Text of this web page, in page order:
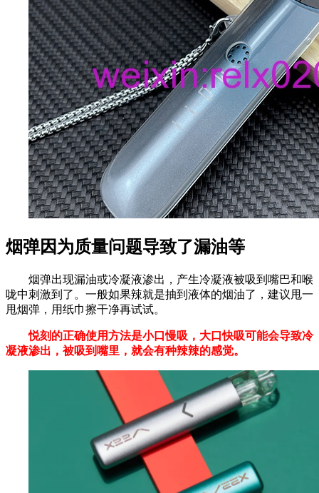
烟弹因为质量问题导致了漏油等
烟弹出现漏油或冷凝液渗出，产生冷凝液被吸到嘴巴和喉
咙中刺激到了。一般如果辣就是抽到液体的烟油了，建议甩一
甩烟弹，用纸巾擦干净再试试。
悦刻的正确使用方法是小口慢吸，大口快吸可能会导致冷
凝液渗出，被吸到嘴里，就会有种辣辣的感觉。